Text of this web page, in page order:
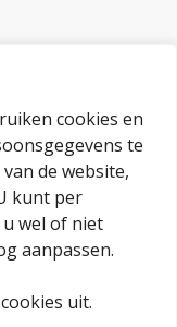
cookies en
te
de website,
kunt per
wel of niet
aanpassen.
uit.